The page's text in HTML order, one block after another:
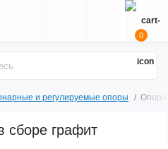
0
и регулируемые опоры Опора
сборе графит